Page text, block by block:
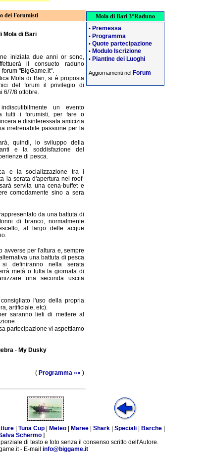
dei Forumisti
Mola di Bari
iniziata due anni or sono,
il consueto raduno
"BigGame.it".
Mola di Bari, si è proposta
del forum il privilegio di
6/7/8 ottobre.
un evento
tutti i forumisti, per fare o
e disinteressata amicizia
irrefrenabile passione per la
quindi, lo sviluppo della
e la soddisfazione del
di pesca.
e la socializzazione tra i
la serata d'apertura nel roof-
servita una cena-buffet e
comodamente sino a sera
da una battuta di
di branco, normalmente
al largo delle acque
avverse per l'altura e, sempre
una battuta di pesca
definiranno nella serata
metà o tutta la giornata di
una seconda uscita
l'uso della propria
artificiale, etc).
saranno lieti di mettere al
partecipazione vi aspettiamo
- My Dusky
( Programma »» )
Mola di Bari 3°Raduno
• Premessa
• Programma
• Quote partecipazione
• Modulo Iscrizione
• Piantine dei Luoghi
Aggiornamenti nel Forum
Tuna Cup Meteo Maree Shark Speciali Barche
Schermo]
di testo e foto senza il consenso scritto dell'Autore.
- E-mail info@biggame.it